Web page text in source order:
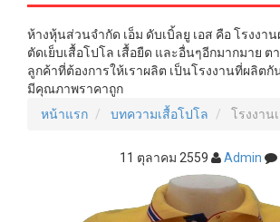
ห้างหุ้นส่วนจำกัด เอ็ม ดับเบิ้ลยู เอส คือ โรงงา
ตัดเย็บเสื้อโปโล เสื้อยืด และอื่นๆอีกมากมาย ต
ลูกค้าที่ต้องการให้เราผลิต เป็นโรงงานที่ผลิต
มีคุณภาพราคาถูก
หน้าแรก
บทความเสื้อโปโล โรงงาน
11 ตุลาคม 2559 Admin